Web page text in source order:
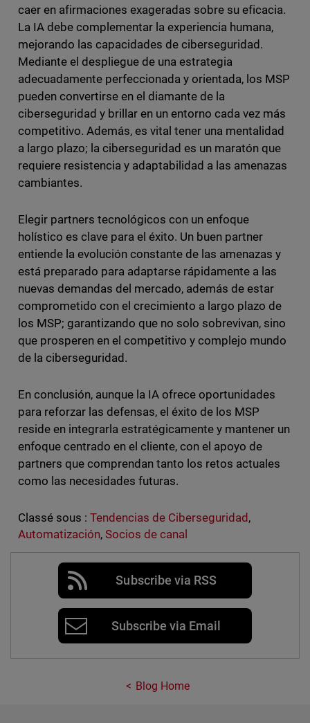
caer en afirmaciones exageradas sobre su eficacia.
La IA debe complementar la experiencia humana,
mejorando las capacidades de ciberseguridad.
Mediante el despliegue de una estrategia
adecuadamente perfeccionada y orientada, los MSP
pueden convertirse en el diamante de la
ciberseguridad y brillar en un entorno cada vez más
competitivo. Además, es vital tener una mentalidad
a largo plazo; la ciberseguridad es un maratón que
requiere resistencia y adaptabilidad a las amenazas
cambiantes.
Elegir partners tecnológicos con un enfoque
holístico es clave para el éxito. Un buen partner
entiende la evolución constante de las amenazas y
está preparado para adaptarse rápidamente a las
nuevas demandas del mercado, además de estar
comprometido con el crecimiento a largo plazo de
los MSP; garantizando que no solo sobrevivan, sino
que prosperen en el competitivo y complejo mundo
de la ciberseguridad.
En conclusión, aunque la IA ofrece oportunidades
para reforzar las defensas, el éxito de los MSP
reside en integrarla estratégicamente y mantener un
enfoque centrado en el cliente, con el apoyo de
partners que comprendan tanto los retos actuales
como las necesidades futuras.
Classé sous : Tendencias de Ciberseguridad ,
Automatización, Socios de canal
Subscribe via RSS
Subscribe via Email
Blog Home